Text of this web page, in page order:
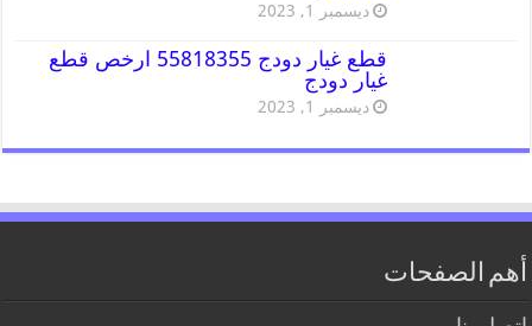
ديسمبر 1, 2023
قطع غيار دودج 55818355 ارخص قطع
غيار دودج
ديسمبر 1, 2023
أهم الصفحات